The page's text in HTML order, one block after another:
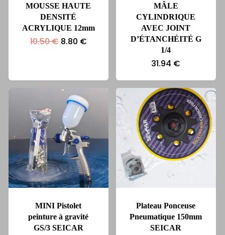
MOUSSE HAUTE
DENSITÉ
ACRYLIQUE 12mm
10.50€ Le
8.80 €Le
MÂLE
CYLINDRIQUE
AVEC JOINT
D’ÉTANCHÉITÉ G
1/4
31.94 €
MINI Pistolet
peinture à gravité
GS/3 SEICAR
Plateau Ponceuse
Pneumatique 150mm
SEICAR